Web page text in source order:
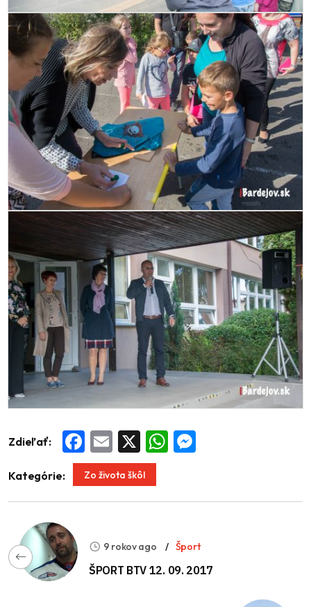
Zdieľať: Facebook
Email WhatsApp
Kategórie: Zo života škôl
9 rokov ago Šport
ŠPORT BTV 12. 09. 2017